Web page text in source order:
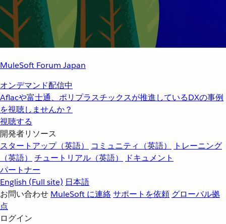
MuleSoft Forum Japan
オンデマンド配信中
Aflacや富士通、ポリプラスチックスが推進しているDXの事例
を視聴しませんか？
視聴する
開発者リソース
スタートアップ（英語）
コミュニティ（英語）
トレーニング
（英語）
チュートリアル（英語）
ドキュメント
パートナー
English (Full site) 日本語
お問い合わせ MuleSoft に連絡サポートを依頼 グローバル拠
点
ログイン